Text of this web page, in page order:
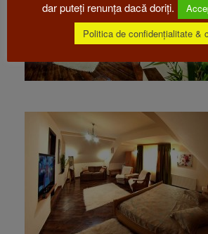
dar puteți renunța dacă doriți.
Politica de confidențialitate &